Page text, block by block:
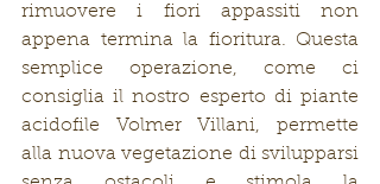
rimuovere i fiori appassiti non
appena termina la fioritura. Questa
semplice operazione, come ci
consiglia il nostro esperto di piante
acidofile Volmer Villani, permette
alla nuova vegetazione di svilupparsi